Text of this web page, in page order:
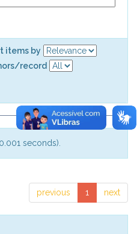
items by
record
seconds).
previous 1 next